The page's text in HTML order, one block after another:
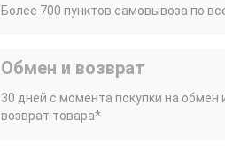
Более 700 пунктов самовывоза по
Обмен и возврат
30 дней с момента покупки на обмен
возврат товара*